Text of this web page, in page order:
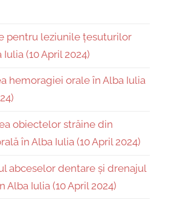
pentru leziunile țesuturilor
(10 April 2024)
hemoragiei orale în Alba Iulia
obiectelor străine din
în Alba Iulia (10 April 2024)
abceselor dentare și drenajul
Alba Iulia (10 April 2024)